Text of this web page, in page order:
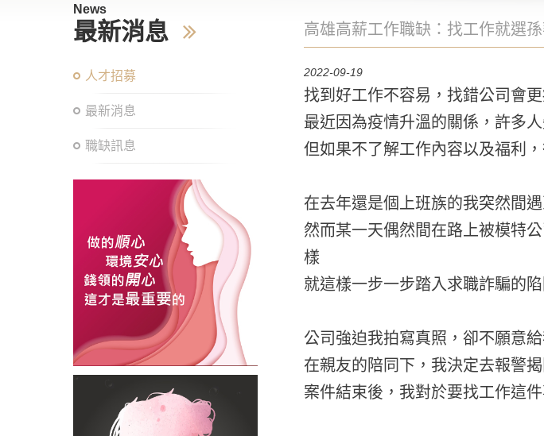
News
最新消息
人才招募
最新消息
職缺訊息
高雄高薪工作職缺：找工作就選
2022-09-19
找到好工作不容易，找錯公司會更
最近因為疫情升溫的關係，許多
但如果不了解工作內容以及福利
在去年還是個上班族的我突然間
然而某一天偶然間在路上被模特
樣
就這樣一步一步踏入求職詐騙的
公司強迫我拍寫真照，卻不願意
在親友的陪同下，我決定去報警
案件結束後，我對於要找工作這